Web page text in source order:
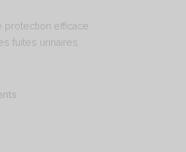
protection efficace
fuites urinaires.